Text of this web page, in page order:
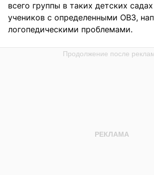
всего группы в таких детских
учеников с определенными ОВЗ,
логопедическими проблемами.